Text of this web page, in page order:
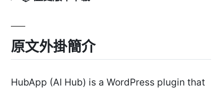
原文外掛簡介
HubApp (AI Hub) is a WordPress plugin that